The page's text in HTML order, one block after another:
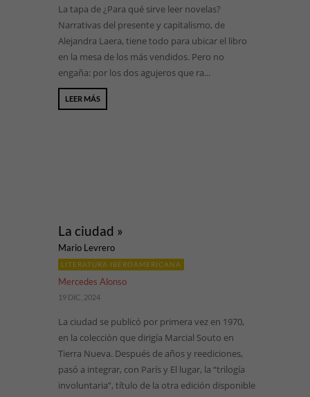
La tapa de ¿Para qué sirve leer novelas?
Narrativas del presente y capitalismo, de
Alejandra Laera, tiene todo para ubicar el libro
en la mesa de los más vendidos. Pero no
engaña: por los dos agujeros que ra...
LEER MÁS
La ciudad »
Mario Levrero
LITERATURA IBEROAMERICANA
Mercedes Alonso
19 DIC, 2024
La ciudad se publicó por primera vez en 1970,
en la colección que dirigía Marcial Souto en
Tierra Nueva. Después de años y reediciones,
pasó a integrar, con París y El lugar, la “trilogía
involuntaria”, título de la otra edición disponible